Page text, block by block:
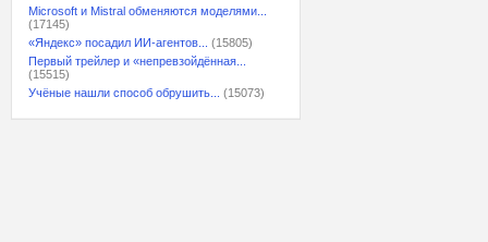
Microsoft и Mistral обменяются моделями...
(17145)
«Яндекс» посадил ИИ-агентов...
(15805)
Первый трейлер и «непревзойдённая...
(15515)
Учёные нашли способ обрушить...
(15073)